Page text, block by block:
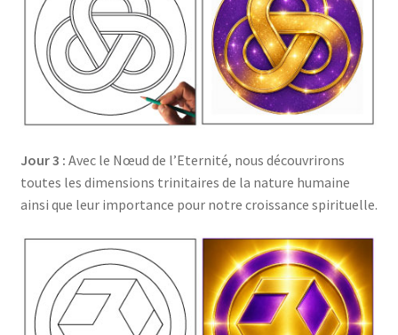
Jour 3 : Avec le Nœud de l’Eternité, nous découvrirons
toutes les dimensions trinitaires de la nature humaine
ainsi que leur importance pour notre croissance spirituelle.